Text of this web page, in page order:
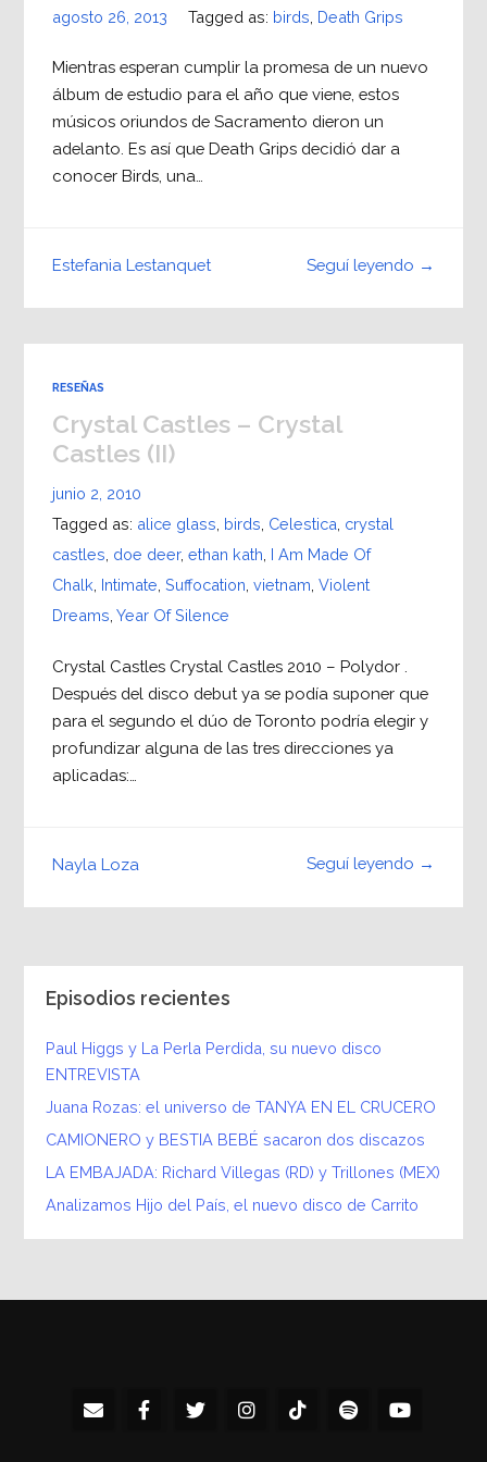
agosto 26, 2013 Tagged as: birds Death Grips
Mientras esperan cumplir la promesa de un nuevo
álbum de estudio para el año que viene, estos
músicos oriundos de Sacramento dieron un
adelanto. Es así que Death Grips decidió dar a
conocer Birds, una…
Seguí leyendo →
Estefania Lestanquet
RESEÑAS
Crystal Castles – Crystal
Castles (II)
junio 2, 2010
Tagged as: alice glass birds Celestica crystal
castles doe deer, ethan kath I Am Made Of
Chalk Intimate Suffocation vietnam Violent
Dreams Year Of Silence
Crystal Castles Crystal Castles 2010 – Polydor .
Después del disco debut ya se podía suponer que
para el segundo el dúo de Toronto podría elegir y
profundizar alguna de las tres direcciones ya
aplicadas:…
Seguí leyendo →
Nayla Loza
Episodios recientes
Paul Higgs y La Perla Perdida, su nuevo disco
ENTREVISTA
Juana Rozas: el universo de TANYA EN EL CRUCERO
CAMIONERO y BESTIA BEBÉ sacaron dos discazos
LA EMBAJADA: Richard Villegas (RD) y Trillones (MEX)
Analizamos Hijo del País, el nuevo disco de Carrito